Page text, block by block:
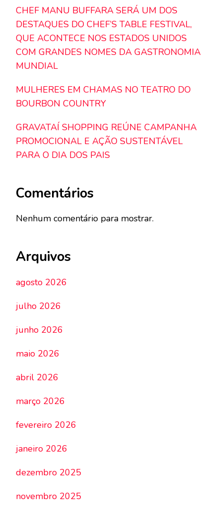
CHEF MANU BUFFARA SERÁ UM DOS
DESTAQUES DO CHEF’S TABLE FESTIVAL,
QUE ACONTECE NOS ESTADOS UNIDOS
COM GRANDES NOMES DA GASTRONOMIA
MUNDIAL
MULHERES EM CHAMAS NO TEATRO DO
BOURBON COUNTRY
GRAVATAÍ SHOPPING REÚNE CAMPANHA
PROMOCIONAL E AÇÃO SUSTENTÁVEL
PARA O DIA DOS PAIS
Comentários
Nenhum comentário para mostrar.
Arquivos
agosto 2026
julho 2026
junho 2026
maio 2026
abril 2026
março 2026
fevereiro 2026
janeiro 2026
dezembro 2025
novembro 2025